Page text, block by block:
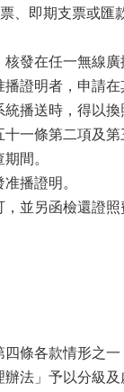
、即期支票或
發在任一無線
證明者，申請
播送時，得以換
一條第二項及第
間。
播證明。
並另函檢還證照
條各款情形之一
法」予以分級及